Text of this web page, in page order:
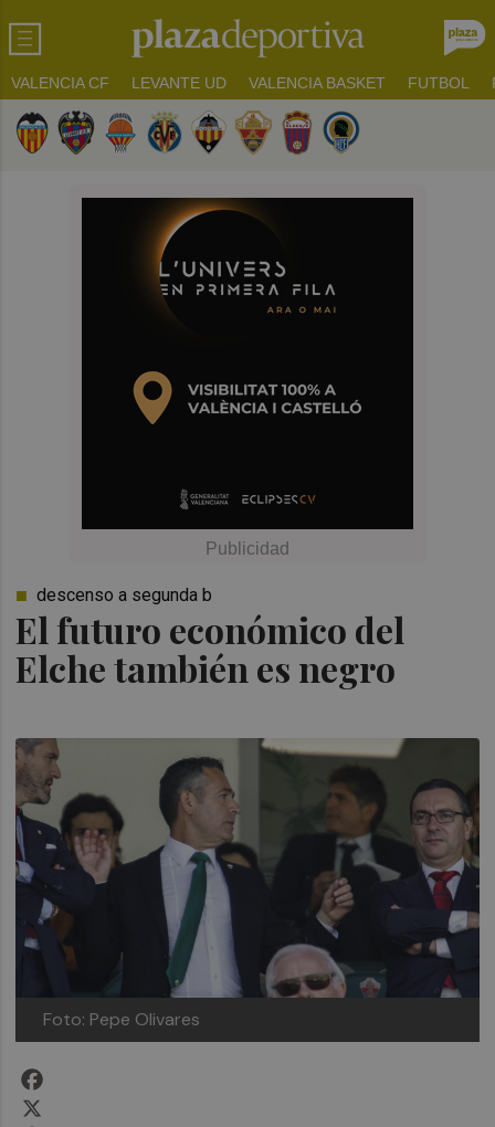
VALENCIA CF LEVANTE UD VALENCIA BASKET FUTBOL
El futuro económico del
Elche también es negro
descenso a segunda b
Foto: Pepe Olivares